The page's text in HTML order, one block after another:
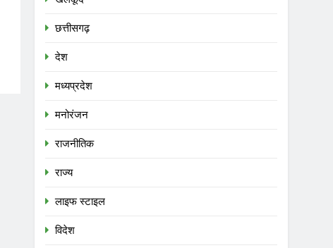
छत्तीसगढ़
देश
मध्‍यप्रदेश
मनोरंजन
राजनीतिक
राज्य
लाइफ स्टाइल
विदेश